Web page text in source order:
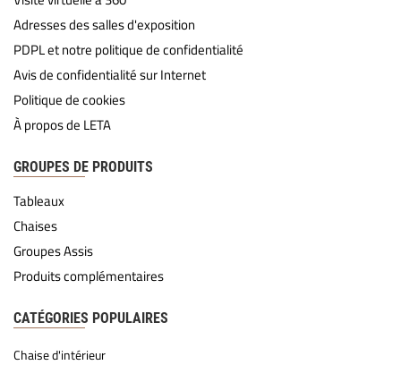
Adresses des salles d'exposition
PDPL et notre politique de confidentialité
Avis de confidentialité sur Internet
Politique de cookies
À propos de LETA
GROUPES DE PRODUITS
Tableaux
Chaises
Groupes Assis
Produits complémentaires
CATÉGORIES POPULAIRES
Chaise d'intérieur